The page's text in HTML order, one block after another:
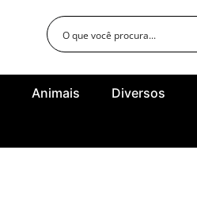
Animais Diversos